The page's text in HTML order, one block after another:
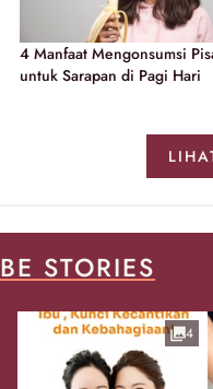
4 Manfaat Mengonsumsi
untuk Sarapan di Pagi Hari
BE STORIES
4